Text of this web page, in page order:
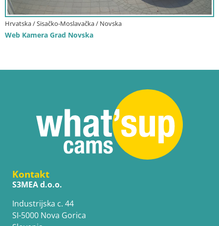
Hrvatska / Sisačko-Moslavačka / Novska
Web Kamera Grad Novska
Kontakt
S3MEA d.o.o.
Industrijska c. 44
SI-5000 Nova Gorica